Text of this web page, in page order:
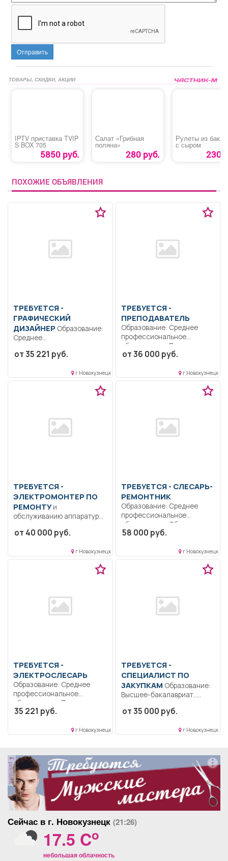
Отправить
ТОВАРЫ, СКИДКИ, АКЦИИ
IPTV приставка TVIP
S BOX 705
5850 руб.
Салат «Грибная
поляна»
280 руб.
Рулеты из
с сыром
230
ПОХОЖИЕ ОБЪЯВЛЕНИЯ
ТРЕБУЕТСЯ -
ГРАФИЧЕСКИЙ
ДИЗАЙНЕР
Среднее
образование..
документы (паспорт,...
от 35 221 руб.
г Новокузнецк
ТРЕБУЕТСЯ -
ПРЕПОДАВАТЕЛЬ
Образование: Среднее
профессиональное
образование.. Проводит
теоретические и
от 36 000 руб.
г Новокузнецк
ТРЕБУЕТСЯ -
ЭЛЕКТРОМОНТЕР ПО
РЕМОНТУи
обслуживанию аппаратуры
Образование: Среднее
от 40 000 руб.
г Новокузнецк
ТРЕБУЕТСЯ - СЛЕСАРЬ-
РЕМОНТНИК
Образование: Среднее
профессиональное
образование.. Обслуживать
и ремонтировать системы
58 000 руб.
г Новокузнецк
ТРЕБУЕТСЯ -
ЭЛЕКТРОСЛЕСАРЬ
Образование: Среднее
профессиональное
образование.. Производит
доставку, сортировку,
35 221 руб.
г Новокузнецк
ТРЕБУЕТСЯ -
СПЕЦИАЛИСТ ПО
ЗАКУПКАМ
Высшее-бакалавриат..
Формировании плана
от 35 000 руб.
г Новокузнецк
реклама
Сейчас в г. Новокузнецк (21:26)
17.5 Co
небольшая облачность